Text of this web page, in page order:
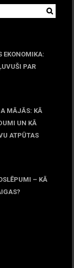
EKONOMIKA:
PAR
MĀJĀS: KĀ
UN KĀ
ATPŪTAS
– KĀ